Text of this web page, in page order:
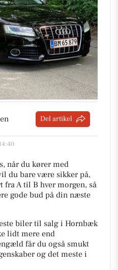
Del artikel
når du kører med
du bare være sikker på,
A til B hver morgen, så
gode bud på din næste
biler til salg i Hornbæk
lidt mere end
får du også smukt
og det meste i